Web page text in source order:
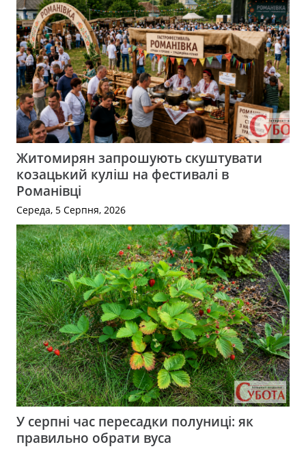
Житомирян запрошують скуштувати
козацький куліш на фестивалі в
Романівці
Середа, 5 Серпня, 2026
У серпні час пересадки полуниці: як
правильно обрати вуса